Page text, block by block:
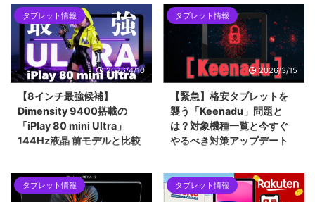
タブレット情報
2026/4/10
【8インチ最強候補】
Dimensity 9400搭載の
「iPlay 80 mini Ultra」
144Hz液晶 前モデルと比較
8.4インチタブレット「iPlay 80
mini Ultra」を紹介します。最新
タブレット情報
2026/3/15
【緊急】格安タブレットを
襲う「Keenadu」問題と
は？対象機種一覧と今すぐ
やるべき対策アップデート
ックドア「Keenadu」問題。
Alldocube、Teclast、Headwolf
タブレット情報 タブレット情報